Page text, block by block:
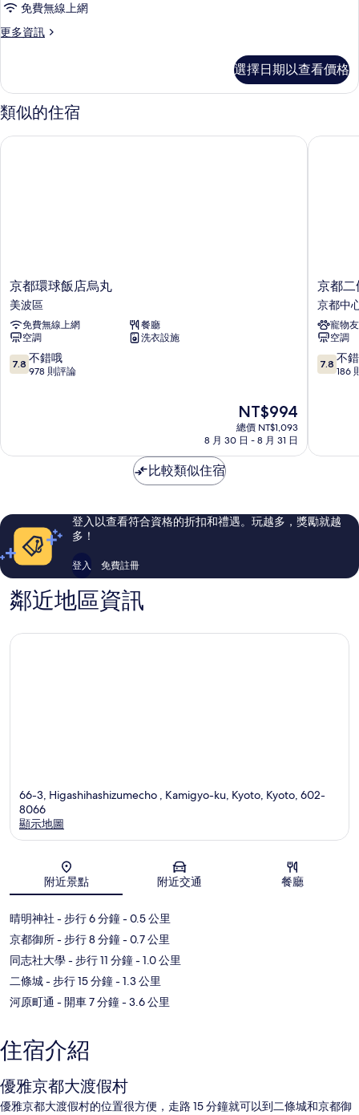
非
煙
房
的
所
免費無線上網
更多資訊
更
雙
床
房,
吸
選擇日期以查看價格
類似的住宿
京
都
環
球
飯
店
烏
京都環球飯店烏丸
美波區
免費無線上網
餐廳
空調
洗衣設施
7.8
分，
錯
評
論
7.8 不錯哦
978 則評論
現
在
價
NT$994
總價 NT$1,093
8 月 30 日 - 8 月 31 日
京都環球飯店烏丸
京
都
二
條
城
西
飯
區
京都二
京都中
寵物
空調
7.8
分，
錯
評
論
7.8 不
186
京都二
比較類似住宿
登入以查看符合資格的折扣和禮遇。玩越多，獎勵就越
多！
登入 免費註冊
鄰近地區資訊
66-3, Higashihashizumecho , Kamigyo-ku, Kyoto, Kyoto, 602-
8066
顯示地圖
附近景點 附近交通 餐廳
晴明神社 - 步行 6 分鐘- 0.5 公里
京都御所- 步行 8 分鐘- 0.7 公里
同志社大學- 步行 11 分鐘- 1.0 公里
二條城- 步行 15 分鐘- 1.3 公里
河原町通 - 開車 7 分鐘- 3.6 公里
住宿介紹
優雅京都大渡假村
優雅京都大渡假村的位置很方便，走路 15 分鐘就可以到二條城和京都御